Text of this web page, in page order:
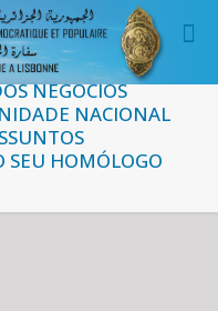
NEGÓCIOS
NACIONAL
SEU HOMÓLOGO